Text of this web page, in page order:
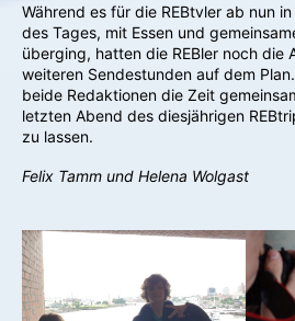
Während es für die REBtvler ab nun
des Tages, mit Essen und
überging, hatten die REBler noch die
weiteren Sendestunden auf dem
beide Redaktionen die Zeit
letzten Abend des diesjährigen
zu lassen.
Felix Tamm und Helena Wolgast